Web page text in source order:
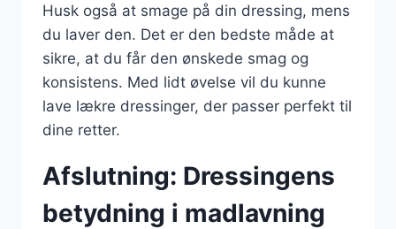
Husk også at smage på din dressing, mens
du laver den. Det er den bedste måde at
sikre, at du får den ønskede smag og
konsistens. Med lidt øvelse vil du kunne
lave lækre dressinger, der passer perfekt til
dine retter.
Afslutning: Dressingens
betydning i madlavning